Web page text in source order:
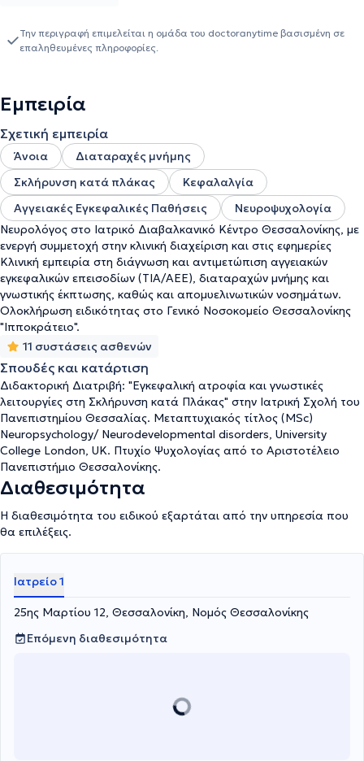
Την περιγραφή επιμελείται η ομάδα του doctoranytime βασισμένη σε
επαληθευμένες πληροφορίες.
Εμπειρία
Σχετική εμπειρία
Άνοια
Διαταραχές μνήμης
Σκλήρυνση κατά πλάκας
Κεφαλαλγία
Αγγειακές Εγκεφαλικές Παθήσεις
Νευροψυχολογία
Νευρολόγος στο Ιατρικό Διαβαλκανικό Κέντρο Θεσσαλονίκης, με
ενεργή συμμετοχή στην κλινική διαχείριση και στις εφημερίες
Κλινική εμπειρία στη διάγνωση και αντιμετώπιση αγγειακών
εγκεφαλικών επεισοδίων (ΤΙΑ/ΑΕΕ), διαταραχών μνήμης και
γνωστικής έκπτωσης, καθώς και απομυελινωτικών νοσημάτων.
Ολοκλήρωση ειδικότητας στο Γενικό Νοσοκομείο Θεσσαλονίκης
"Ιπποκράτειο".
11 συστάσεις ασθενών
Σπουδές και κατάρτιση
Διδακτορική Διατριβή: "Εγκεφαλική ατροφία και γνωστικές
λειτουργίες στη Σκλήρυνση κατά Πλάκας" στην Ιατρική Σχολή του
Πανεπιστημίου Θεσσαλίας. Μεταπτυχιακός τίτλος (MSc)
Neuropsychology/ Neurodevelopmental disorders, University
College London, UK. Πτυχίο Ψυχολογίας από το Αριστοτέλειο
Πανεπιστήμιο Θεσσαλονίκης.
Διαθεσιμότητα
Η διαθεσιμότητα του ειδικού εξαρτάται από την υπηρεσία που
θα επιλέξεις.
Ιατρείο 1
25ης Μαρτίου 12, Θεσσαλονίκη, Νομός Θεσσαλονίκης
Επόμενη διαθεσιμότητα